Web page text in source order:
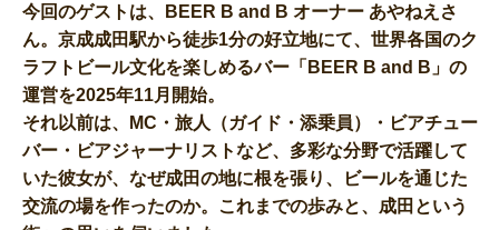
今回のゲストは、BEER B and B オーナー あやねえさ
ん。京成成田駅から徒歩1分の好立地にて、世界各国のク
ラフトビール文化を楽しめるバー「BEER B and B」の
運営を2025年11月開始。
それ以前は、MC・旅人（ガイド・添乗員）・ビアチュー
バー・ビアジャーナリストなど、多彩な分野で活躍して
いた彼女が、なぜ成田の地に根を張り、ビールを通じた
交流の場を作ったのか。これまでの歩みと、成田という